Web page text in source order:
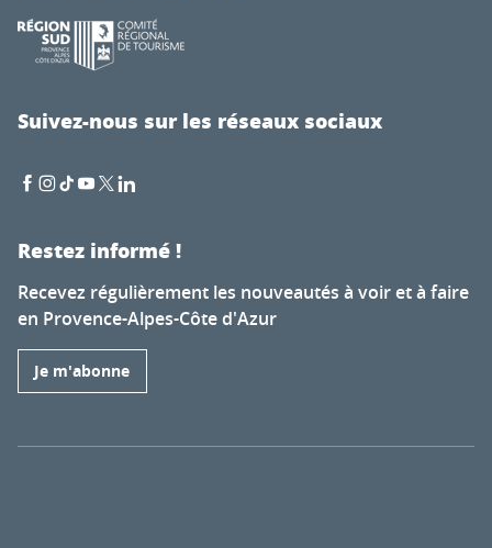
Suivez-nous sur les réseaux sociaux
Restez informé !
Recevez régulièrement les nouveautés à voir et à faire
en Provence-Alpes-Côte d'Azur
Je m'abonne